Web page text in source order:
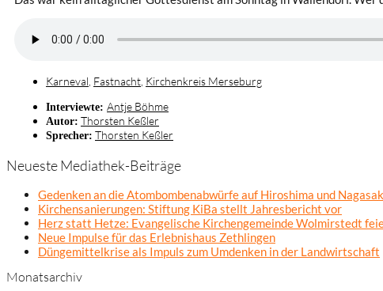
Karneval Fastnacht Kirchenkreis Merseburg
Interviewte: Antje Böhme
Autor: Thorsten Keßler
Sprecher: Thorsten Keßler
Neueste Mediathek-Beiträge
Gedenken an die Atombombenabwürfe auf Hiroshima und
Kirchensanierungen: Stiftung KiBa stellt Jahresbericht vor
Herz statt Hetze: Evangelische Kirchengemeinde Wolmirstedt
Neue Impulse für das Erlebnishaus Zethlingen
Düngemittelkrise als Impuls zum Umdenken in der Landwirtschaft
Monatsarchiv